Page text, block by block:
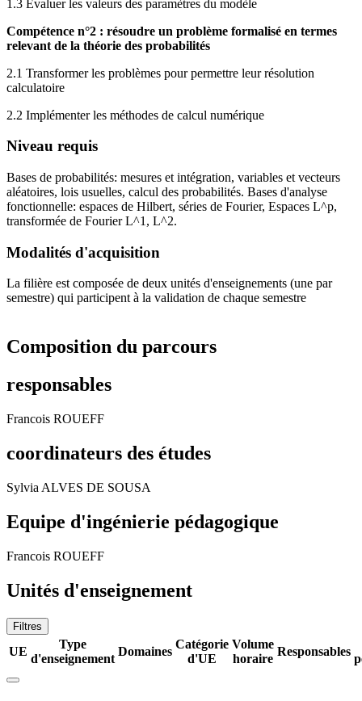
1.3 Evaluer les valeurs des paramètres du modèle
Compétence n°2 : résoudre un problème formalisé en termes
relevant de la théorie des probabilités
2.1 Transformer les problèmes pour permettre leur résolution
calculatoire
2.2 Implémenter les méthodes de calcul numérique
Niveau requis
Bases de probabilités: mesures et intégration, variables et vecteurs
aléatoires, lois usuelles, calcul des probabilités. Bases d'analyse
fonctionnelle: espaces de Hilbert, séries de Fourier, Espaces L^p,
transformée de Fourier L^1, L^2.
Modalités d'acquisition
La filière est composée de deux unités d'enseignements (une par
semestre) qui participent à la validation de chaque semestre
Composition du parcours
responsables
Francois ROUEFF
coordinateurs des études
Sylvia ALVES DE SOUSA
Equipe d'ingénierie pédagogique
Francois ROUEFF
Unités d'enseignement
Filtres
UE
Type
d'enseignement
Domaines
Catégorie
d'UE
Volume
horaire
Responsables